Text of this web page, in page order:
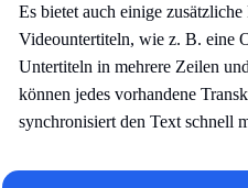
Es bietet auch einige
Videountertiteln, wie z. B. eine
Untertiteln in mehrere Zeilen
können jedes vorhandene
synchronisiert den Text schnell